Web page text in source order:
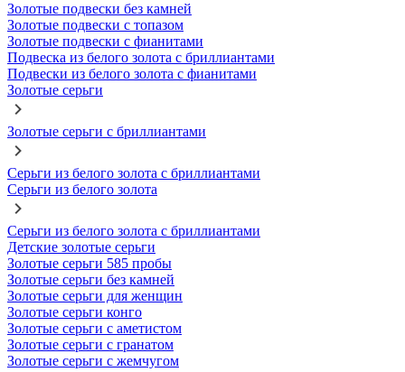
Золотые подвески без камней
Золотые подвески с топазом
Золотые подвески с фианитами
Подвеска из белого золота с бриллиантами
Подвески из белого золота с фианитами
Золотые серьги
Золотые серьги с бриллиантами
Серьги из белого золота с бриллиантами
Серьги из белого золота
Серьги из белого золота с бриллиантами
Детские золотые серьги
Золотые серьги 585 пробы
Золотые серьги без камней
Золотые серьги для женщин
Золотые серьги конго
Золотые серьги с аметистом
Золотые серьги с гранатом
Золотые серьги с жемчугом